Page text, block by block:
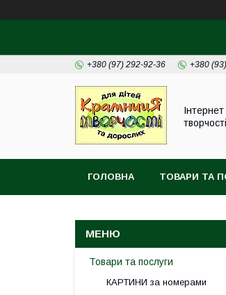
+380 (97) 292-92-36 +380
ГОЛОВНА ТОВАРИ ТА
Товари та послуги
КАРТИНИ за номерами